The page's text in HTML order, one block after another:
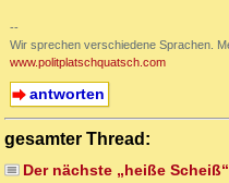
--
Wir sprechen verschiedene Sprachen.
www.politplatschquatsch.com
antworten
gesamter Thread:
Der nächste „heiße